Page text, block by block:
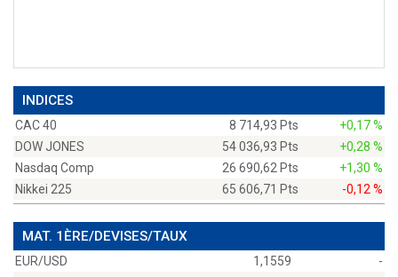
INDICES
CAC 40 8 714,93 Pts
+0,17 %
DOW JONES
54 036,93 Pts
+0,28 %
Nasdaq Comp
26 690,62 Pts
+1,30 %
Nikkei 225
65 606,71 Pts -0,12 %
MAT. 1ÈRE/DEVISES/TAUX
EUR/USD 1,1559
-